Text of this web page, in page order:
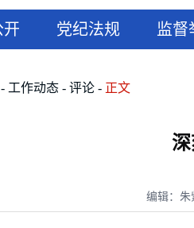
开 党纪法规 监督
工作动态 评论 正文
编辑：朱